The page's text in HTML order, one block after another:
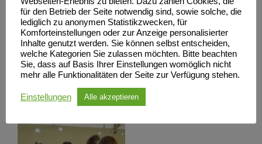
Danke für die tolle Unterstützung seitens der Eltern und
anfeuernden Fan´s.
Es spielten für
SCN I: Marie, Mariella, Pauline, Lena, Laura und Jessica
SCN II: Ida, Lotti, Levke, Eevi und Isabell
für den Betrieb der Seite notwendig sind, sowie solche, die
lediglich zu anonymen Statistikzwecken, für
Komforteinstellungen oder zur Anzeige personalisierter
Inhalte genutzt werden. Sie können selbst entscheiden,
welche Kategorien Sie zulassen möchten. Bitte beachten
Sie, dass auf Basis Ihrer Einstellungen womöglich nicht
mehr alle Funktionalitäten der Seite zur Verfügung stehen.
Einstellungen Alle akzeptieren